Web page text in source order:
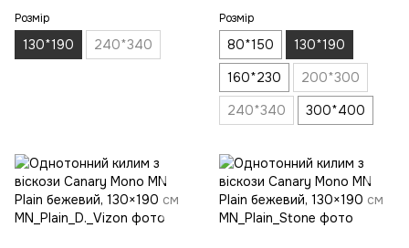
Розмір
130*190 240*340
Розмір
80*150
130*190
160*230
200*300
240*340
300*400